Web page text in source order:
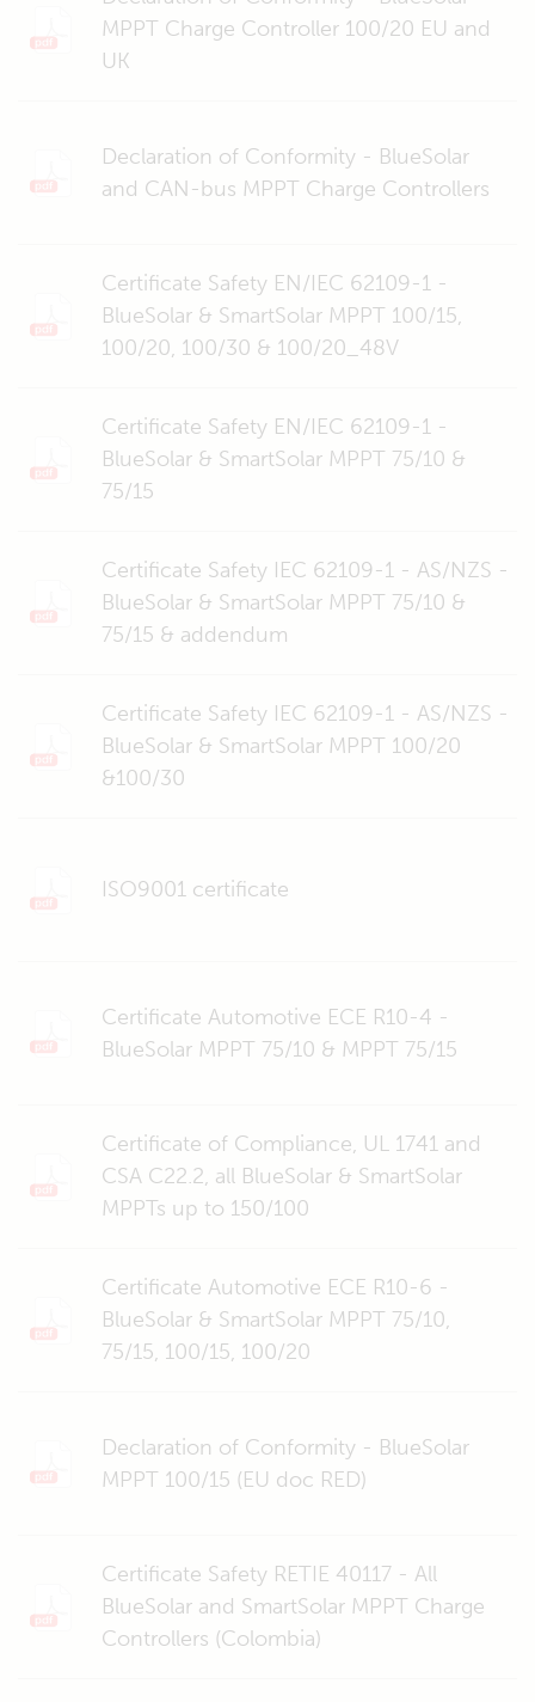
MPPT Charge Controller 100/20 EU and
UK
Declaration of Conformity - BlueSolar
and CAN-bus MPPT Charge Controllers
Certificate Safety EN/IEC 62109-1 -
BlueSolar & SmartSolar MPPT 100/15,
100/20, 100/30 & 100/20_48V
Certificate Safety EN/IEC 62109-1 -
BlueSolar & SmartSolar MPPT 75/10 &
75/15
Certificate Safety IEC 62109-1 - AS/NZS -
BlueSolar & SmartSolar MPPT 75/10 &
75/15 & addendum
Certificate Safety IEC 62109-1 - AS/NZS -
BlueSolar & SmartSolar MPPT 100/20
&100/30
ISO9001 certificate
Certificate Automotive ECE R10-4 -
BlueSolar MPPT 75/10 & MPPT 75/15
Certificate of Compliance, UL 1741 and
CSA C22.2, all BlueSolar & SmartSolar
MPPTs up to 150/100
Certificate Automotive ECE R10-6 -
BlueSolar & SmartSolar MPPT 75/10,
75/15, 100/15, 100/20
Declaration of Conformity - BlueSolar
MPPT 100/15 (EU doc RED)
Certificate Safety RETIE 40117 - All
BlueSolar and SmartSolar MPPT Charge
Controllers (Colombia)